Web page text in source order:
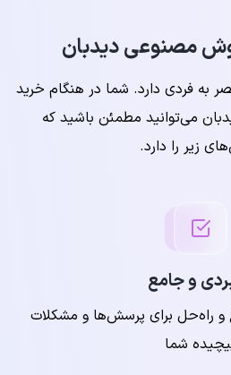
مصنوعی دیدبان‌
به فردی دارد. شما در هنگام خرید
می‌توانید مطمئن باشید که
زیر را دارد.
و جامع
و راه‌حل برای پرسش‌ها و مشکلات
شما